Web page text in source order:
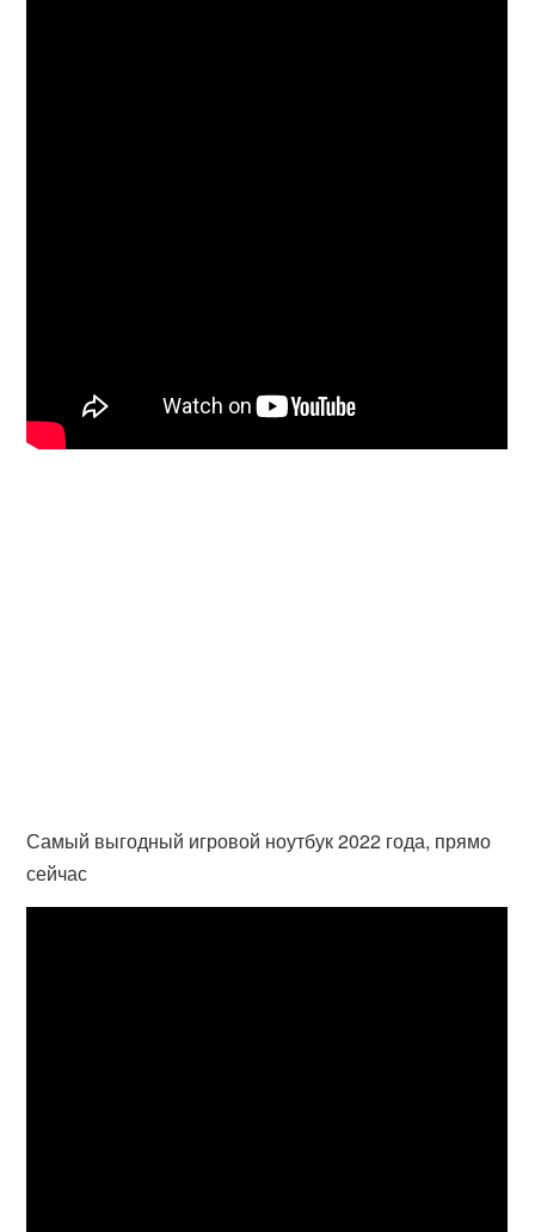
Самый выгодный игровой ноутбук 2022 года, прямо
сейчас